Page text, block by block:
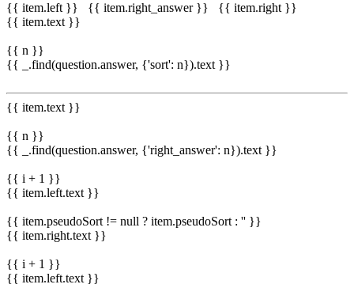
{{ item.left }} {{ item.right_answer }}
{{ item.right }}
{{ item.text }}
{{ n }}
{{ _.find(question.answer, {'sort': n}).text }}
{{ item.text }}
{{ n }}
{{ _.find(question.answer, {'right_answer': n}).text }}
{{ i + 1 }}
{{ item.left.text }}
{{ item.pseudoSort != null ? item.pseudoSort : '' }}
{{ item.right.text }}
{{ i + 1 }}
{{ item.left.text }}